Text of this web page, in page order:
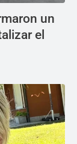
un
el